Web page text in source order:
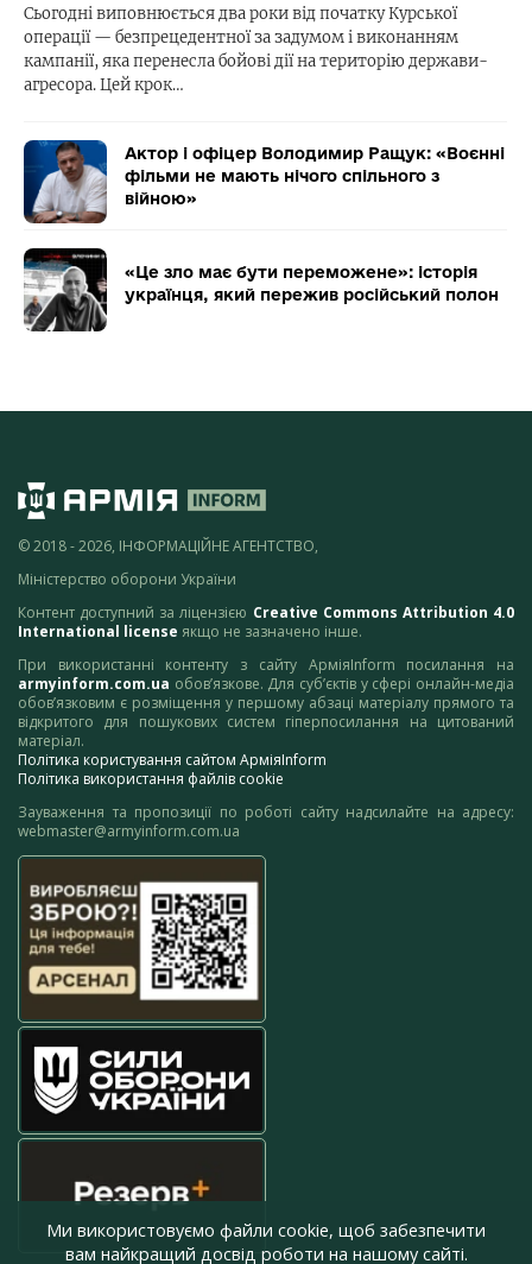
Сьогодні виповнюється два роки від початку Курської
операції — безпрецедентної за задумом і виконанням
кампанії, яка перенесла бойові дії на територію держави-
агресора. Цей крок…
Актор і офіцер Володимир Ращук: «Воєнні
фільми не мають нічого спільного з
війною»
«Це зло має бути переможене»: історія
українця, який пережив російський полон
© 2018 - 2026, ІНФОРМАЦІЙНЕ АГЕНТСТВО,
Міністерство оборони України
Контент доступний за ліцензією Creative Commons Attribution 4.0
International license якщо не зазначено інше.
При використанні контенту з сайту АрміяInform посилання на
armyinform.com.ua обов’язкове. Для суб’єктів у сфері онлайн-медіа
обов’язковим є розміщення у першому абзаці матеріалу прямого та
відкритого для пошукових систем гіперпосилання на цитований
матеріал.
Політика користування сайтом АрміяInform
Політика використання файлів cookie
Зауваження та пропозиції по роботі сайту надсилайте на адресу:
webmaster@armyinform.com.ua
Ми використовуємо файли cookie, щоб забезпечити
вам найкращий досвід роботи на нашому сайті.